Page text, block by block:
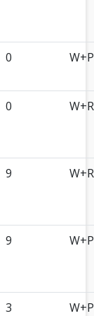
0 W+P
0 W+R
9 W+R
9 W+P
3 W+P